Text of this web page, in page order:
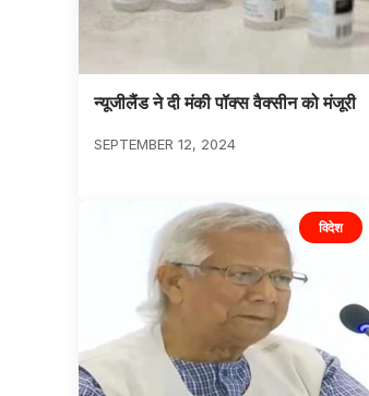
न्यूजीलैंड ने दी मंकी पॉक्स वैक्सीन को मंजूरी
SEPTEMBER 12, 2024
विदेश